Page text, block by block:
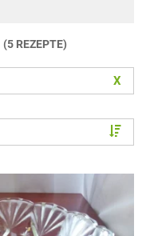
(5 REZEPTE)
X